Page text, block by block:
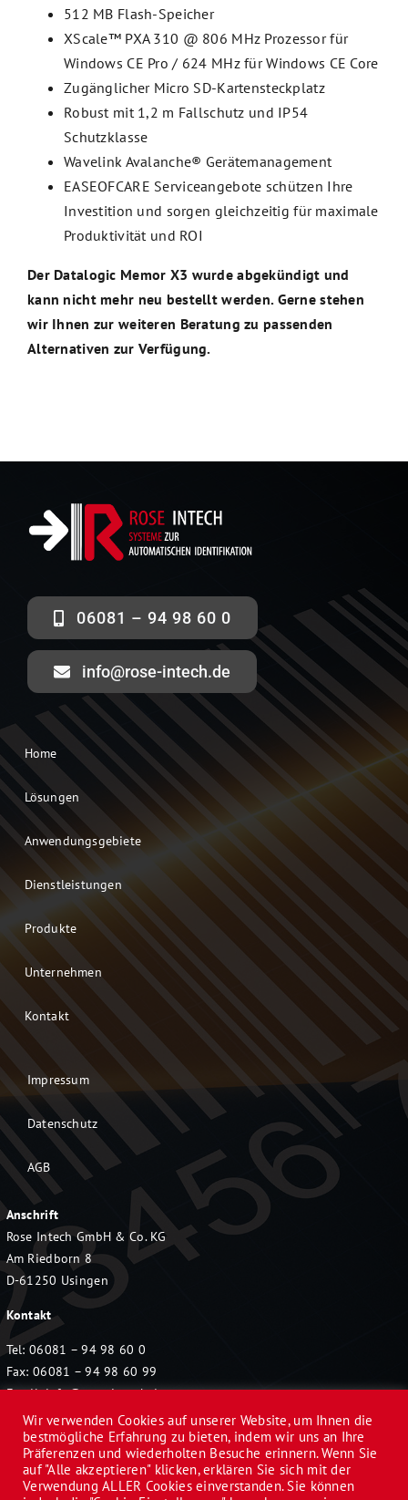
512 MB Flash-Speicher
XScale™ PXA 310 @ 806 MHz Prozessor für
Windows CE Pro / 624 MHz für Windows CE Core
Zugänglicher Micro SD-Kartensteckplatz
Robust mit 1,2 m Fallschutz und IP54
Schutzklasse
Wavelink Avalanche® Gerätemanagement
EASEOFCARE Serviceangebote schützen Ihre
Investition und sorgen gleichzeitig für maximale
Produktivität und ROI
Der Datalogic Memor X3 wurde abgekündigt und
kann nicht mehr neu bestellt werden. Gerne stehen
wir Ihnen zur weiteren Beratung zu passenden
Alternativen zur Verfügung.
06081 – 94 98 60 0
info@rose-intech.de
Home
Lösungen
Anwendungsgebiete
Dienstleistungen
Produkte
Unternehmen
Kontakt
Impressum
Datenschutz
AGB
Anschrift
Rose Intech GmbH & Co. KG
Am Riedborn 8
D-61250 Usingen
Kontakt
Tel: 06081 – 94 98 60 0
Fax: 06081 – 94 98 60 99
Email:info@rose-intech.de
Wir verwenden Cookies auf unserer Website, um Ihnen die
bestmögliche Erfahrung zu bieten, indem wir uns an Ihre
Präferenzen und wiederholten Besuche erinnern. Wenn Sie
auf "Alle akzeptieren" klicken, erklären Sie sich mit der
Verwendung ALLER Cookies einverstanden. Sie können